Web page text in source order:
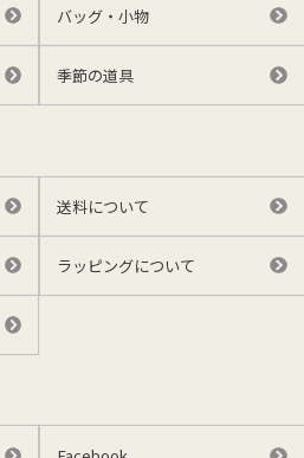
バッグ・小物
季節の道具
送料について
ラッピングについて